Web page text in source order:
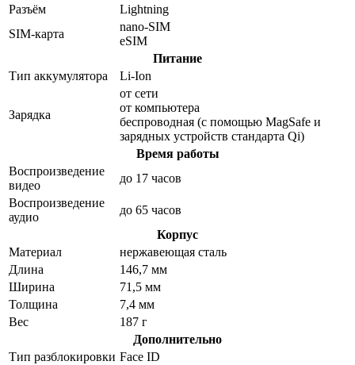
Разъём
Lightning
SIM-карта
nano-SIM
eSIM
Питание
Тип аккумулятора
Li-Ion
Зарядка
от сети
от компьютера
беспроводная (с помощью MagSafe и
зарядных устройств стандарта Qi)
Время работы
Воспроизведение
видео
до 17 часов
Воспроизведение
аудио
до 65 часов
Корпус
Материал
нержавеющая сталь
Длина
146,7 мм
Ширина
71,5 мм
Толщина
7,4 мм
Вес
187 г
Дополнительно
Тип разблокировки Face ID